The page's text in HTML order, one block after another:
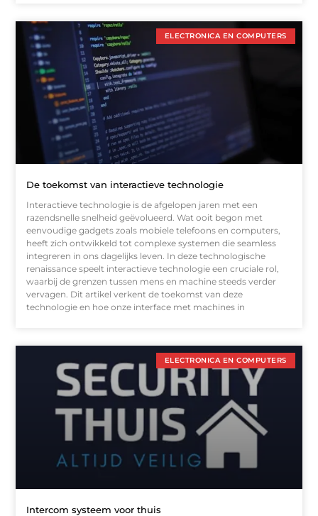
ELECTRONICA EN COMPUTERS
De toekomst van interactieve technologie
Interactieve technologie is de afgelopen jaren met een
razendsnelle snelheid geëvolueerd. Wat ooit begon met
eenvoudige gadgets zoals mobiele telefoons en computers,
heeft zich ontwikkeld tot complexe systemen die seamless
integreren in ons dagelijks leven. In deze technologische
renaissance speelt interactieve technologie een cruciale rol,
waarbij de grenzen tussen mens en machine steeds verder
vervagen. Dit artikel verkent de toekomst van deze
technologie en hoe onze interface met machines in
ELECTRONICA EN COMPUTERS
Intercom systeem voor thuis